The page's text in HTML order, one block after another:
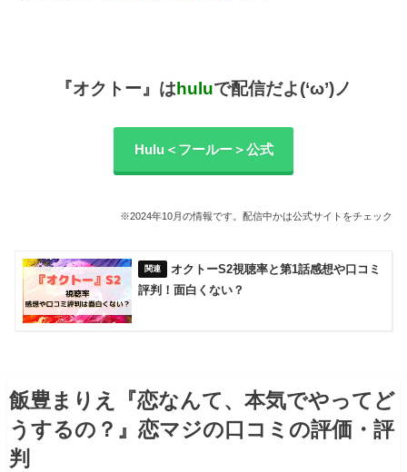
『オクトー』はhuluで配信だよ(‘ω’)ノ
Hulu＜フールー＞公式
※2024年10月の情報です。配信中かは公式サイトをチェック
オクトーS2視聴率と第1話感想や口コミ
評判！面白くない？
飯豊まりえ『恋なんて、本気でやってど
うするの？』恋マジの口コミの評価・評
判